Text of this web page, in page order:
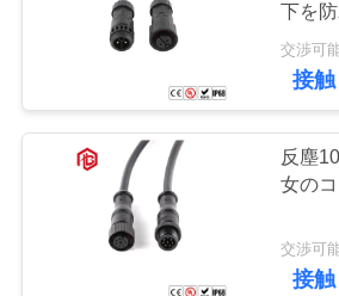
理
防水男女の
ター
下を
交渉可
接触
反塵
女の
交渉可
接触